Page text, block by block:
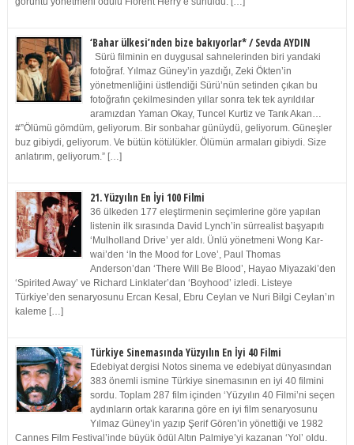
‘Bahar ülkesi’nden bize bakıyorlar* / Sevda AYDIN
Sürü filminin en duygusal sahnelerinden biri yandaki
fotoğraf. Yılmaz Güney’in yazdığı, Zeki Ökten’in
yönetmenliğini üstlendiği Sürü’nün setinden çıkan bu
fotoğrafın çekilmesinden yıllar sonra tek tek ayrıldılar
aramızdan Yaman Okay, Tuncel Kurtiz ve Tarık Akan…
#”Ölümü gömdüm, geliyorum. Bir sonbahar günüydü, geliyorum. Güneşler
buz gibiydi, geliyorum. Ve bütün kötülükler. Ölümün armaları gibiydi. Size
anlatırım, geliyorum.” […]
21. Yüzyılın En İyi 100 Filmi
36 ülkeden 177 eleştirmenin seçimlerine göre yapılan
listenin ilk sırasında David Lynch’in sürrealist başyapıtı
‘Mulholland Drive’ yer aldı. Ünlü yönetmeni Wong Kar-
wai’den ‘In the Mood for Love’, Paul Thomas
Anderson’dan ‘There Will Be Blood’, Hayao Miyazaki’den
‘Spirited Away’ ve Richard Linklater’dan ‘Boyhood’ izledi. Listeye
Türkiye’den senaryosunu Ercan Kesal, Ebru Ceylan ve Nuri Bilgi Ceylan’ın
kaleme […]
Türkiye Sinemasında Yüzyılın En İyi 40 Filmi
Edebiyat dergisi Notos sinema ve edebiyat dünyasından
383 önemli ismine Türkiye sinemasının en iyi 40 filmini
sordu. Toplam 287 film içinden ‘Yüzyılın 40 Filmi’ni seçen
aydınların ortak kararına göre en iyi film senaryosunu
Yılmaz Güney’in yazıp Şerif Gören’in yönettiği ve 1982
Cannes Film Festival’inde büyük ödül Altın Palmiye’yi kazanan ‘Yol’ oldu.